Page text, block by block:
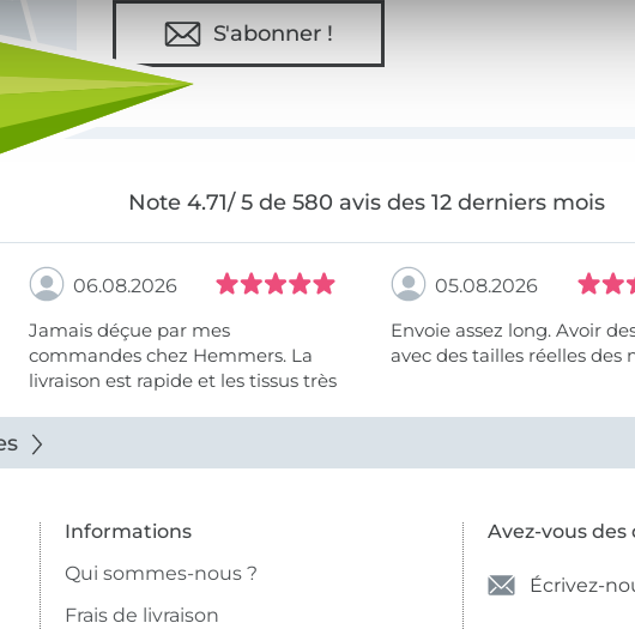
S'abonner !
Note 4.71/ 5 de 580 avis des 12 derniers mois
06.08.2026
Jamais déçue par mes
commandes chez Hemmers. La
livraison est rapide et les tissus très
05.08.2026
Envoie assez long. Avoir
avec des tailles réelles des
Informations
Qui sommes-nous ?
Frais de livraison
Avez-vous des
Écrivez-